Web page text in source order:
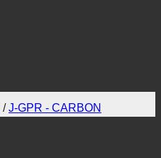
/ J-GPR - CARBON